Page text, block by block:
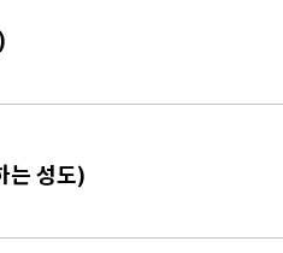
는 성도)